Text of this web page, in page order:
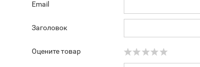
Email
Заголовок
Оцените товар